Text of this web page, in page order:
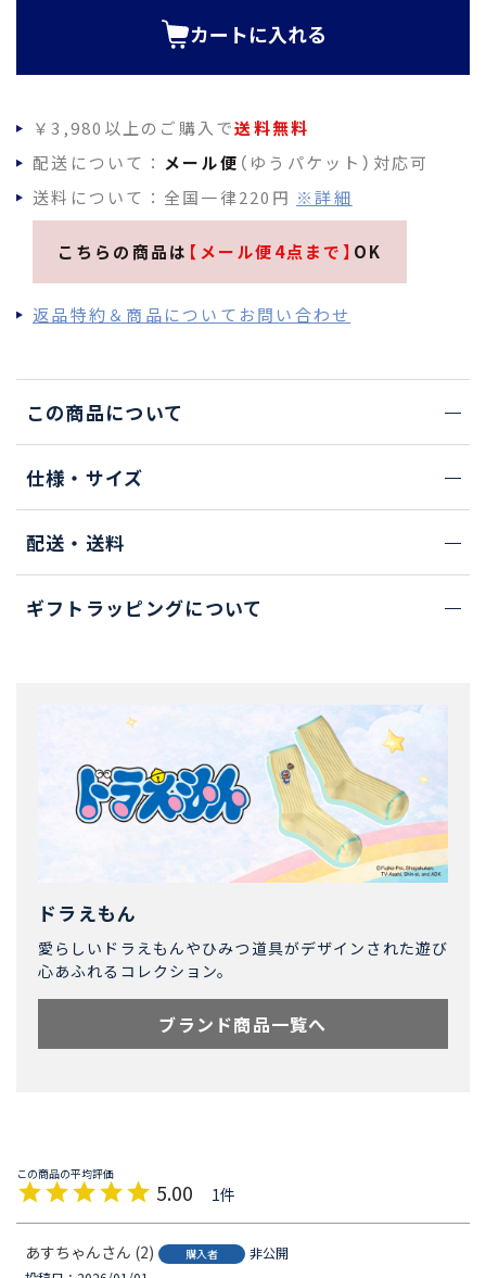
カートに入れる
￥3,980以上のご購入で送料無料
配送について： メール便 （ゆうパケット）対応可
送料について：全国一律220円 ※詳細
こちらの商品は 【メール便4点まで】 OK
返品特約＆商品についてお問い合わせ
この商品について
仕様・サイズ
配送・送料
ギフトラッピングについて
ドラえもん
愛らしいドラえもんやひみつ道具がデザインされた遊び
心あふれるコレクション。
ブランド商品一覧へ
5.00 1
あすちゃん 2 購入者
非公開